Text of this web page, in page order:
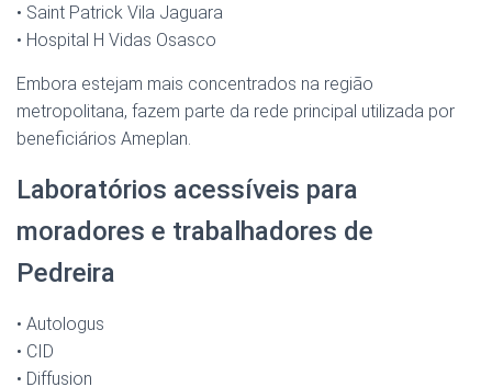
• Saint Patrick Vila Jaguara
• Hospital H Vidas Osasco
Embora estejam mais concentrados na região
metropolitana, fazem parte da rede principal utilizada por
beneficiários Ameplan.
Laboratórios acessíveis para
moradores e trabalhadores de
Pedreira
• Autologus
• CID
• Diffusion